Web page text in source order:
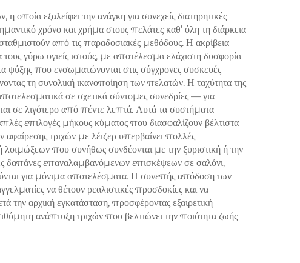
εξαλείφει την ανάγκη για συνεχείς διατηρητικές
χρόνο και χρήμα στους πελάτες καθ’ όλη τη διάρκεια
από τις παραδοσιακές μεθόδους. Η ακρίβεια
γύρω υγιείς ιστούς, με αποτέλεσμα ελάχιστη δυσφορία
που ενσωματώνονται στις σύγχρονες συσκευές
τη συνολική ικανοποίηση των πελατών. Η ταχύτητα της
σε σχετικά σύντομες συνεδρίες — για
σε λιγότερο από πέντε λεπτά. Αυτά τα συστήματα
επιλογές μήκους κύματος που διασφαλίζουν βέλτιστα
τριχών με λέιζερ υπερβαίνει πολλές
που συνήθως συνδέονται με την ξυριστική ή την
δαπάνες επαναλαμβανόμενων επισκέψεων σε σαλόνι,
για μόνιμα αποτελέσματα. Η συνεπής απόδοση των
να θέτουν ρεαλιστικές προσδοκίες και να
την αρχική εγκατάσταση, προσφέροντας εξαιρετική
ανάπτυξη τριχών που βελτιώνει την ποιότητα ζωής